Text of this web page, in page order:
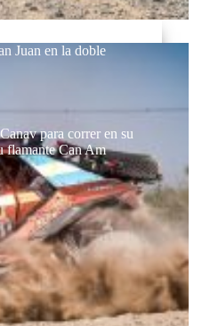
Juan en la doble
para correr en su
flamante Can Am